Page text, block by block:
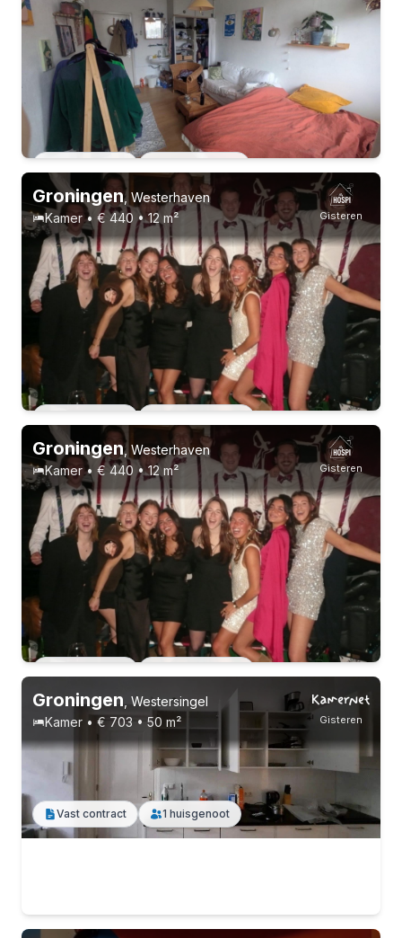
Vast contract
Gisteren
Groningen, Westerhaven
Kamer • € 440 • 12 m²
Gisteren
Groningen, Westerhaven
Kamer • € 440 • 12 m²
Gisteren
Groningen, Westersingel
Kamer • € 703 • 50 m²
Vast contract 1 huisgenoot